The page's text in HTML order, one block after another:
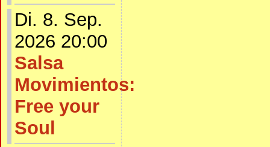
Di. 8. Sep.
2026 20:00
Salsa
Movimientos:
Free your
Soul